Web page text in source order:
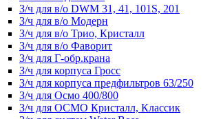
З/ч для в/о DWM 31, 41, 101S, 201
З/ч для в/о Модерн
З/ч для в/о Трио, Кристалл
З/ч для в/о Фаворит
З/ч для Г-обр.крана
З/ч для корпуса Гросс
З/ч для корпуса предфильтров 63/250
З/ч для Осмо 400/800
З/ч для ОСМО Кристалл, Классик